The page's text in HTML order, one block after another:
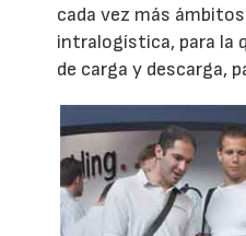
cada vez más
intralogística, para la
de carga y descarga,